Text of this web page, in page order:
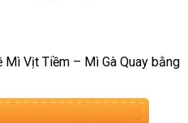
Vịt Tiềm – Mì Gà Quay bằng